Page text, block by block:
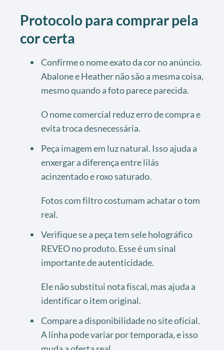
Protocolo para comprar pela
cor certa
Confirme o nome exato da cor no anúncio.
Abalone e Heather não são a mesma coisa,
mesmo quando a foto parece parecida.
O nome comercial reduz erro de compra e
evita troca desnecessária.
Peça imagem em luz natural. Isso ajuda a
enxergar a diferença entre lilás
acinzentado e roxo saturado.
Fotos com filtro costumam achatar o tom
real.
Verifique se a peça tem sele holográfico
REVEO no produto. Esse é um sinal
importante de autenticidade.
Ele não substitui nota fiscal, mas ajuda a
identificar o item original.
Compare a disponibilidade no site oficial.
A linha pode variar por temporada, e isso